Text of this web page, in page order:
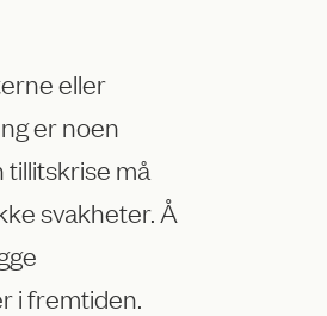
eller
er noen
må
svakheter. Å
i fremtiden.